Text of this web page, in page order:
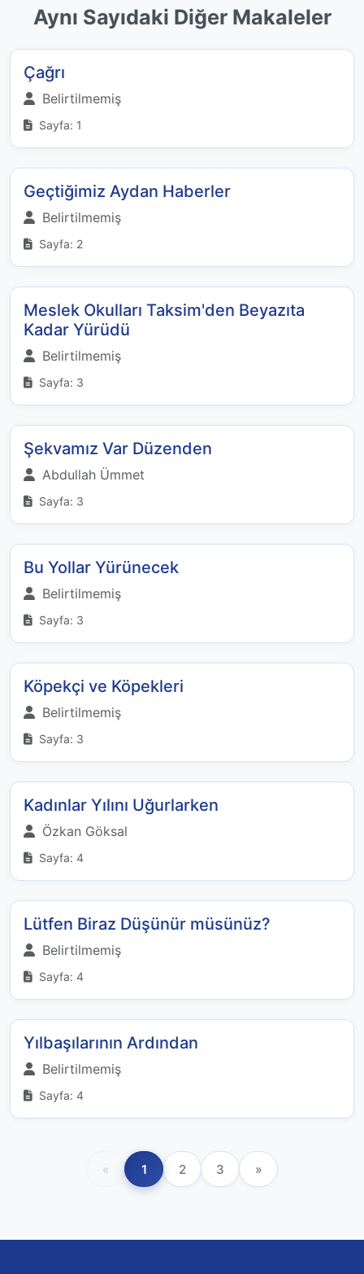
Aynı Sayıdaki Diğer Makaleler
Çağrı
Belirtilmemiş
Sayfa: 1
Geçtiğimiz Aydan Haberler
Belirtilmemiş
Sayfa: 2
Meslek Okulları Taksim'den Beyazıta
Kadar Yürüdü
Belirtilmemiş
Sayfa: 3
Şekvamız Var Düzenden
Abdullah Ümmet
Sayfa: 3
Bu Yollar Yürünecek
Belirtilmemiş
Sayfa: 3
Köpekçi ve Köpekleri
Belirtilmemiş
Sayfa: 3
Kadınlar Yılını Uğurlarken
Özkan Göksal
Sayfa: 4
Lütfen Biraz Düşünür müsünüz?
Belirtilmemiş
Sayfa: 4
Yılbaşılarının Ardından
Belirtilmemiş
Sayfa: 4
« 1 2 3 »